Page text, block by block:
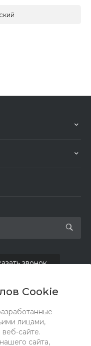
Cookie
лицами,
сайте.
сайта,
звонок